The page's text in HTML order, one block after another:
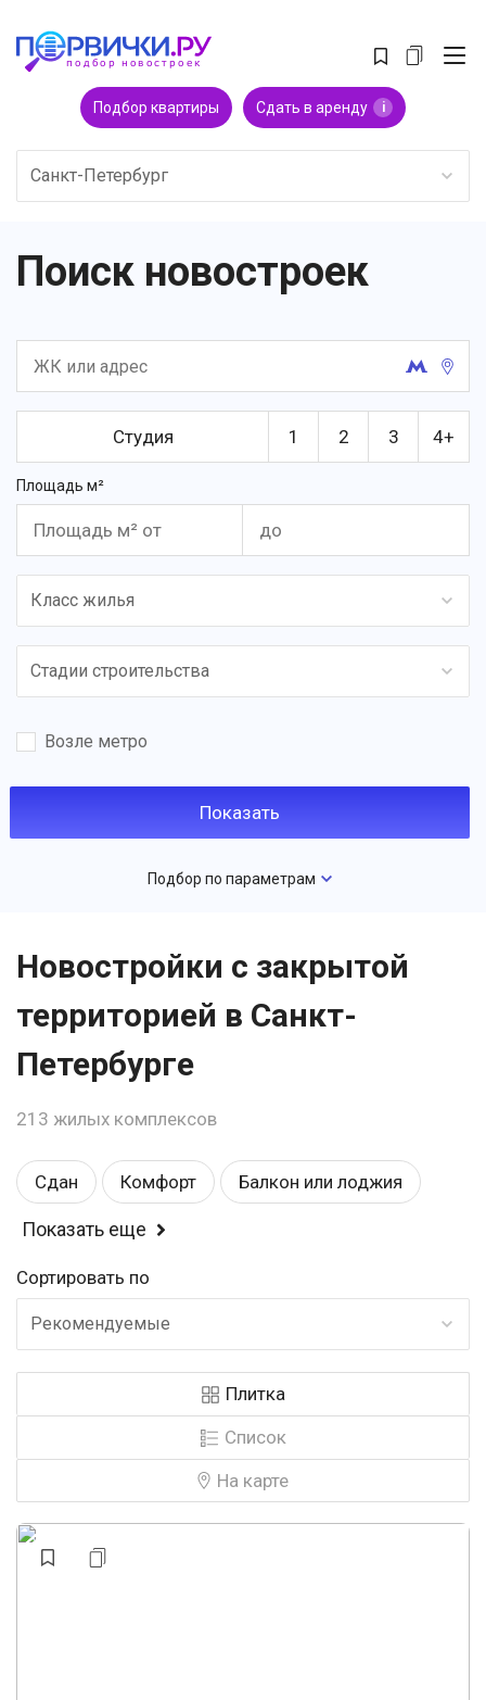
Подбор квартиры Сдать в аренду i
Санкт-Петербург
Поиск новостроек
Студия 1 2 3 4+
Площадь м²
Класс жилья
Стадии строительства
Возле метро
Подбор по параметрам
Новостройки с закрытой
территорией в Санкт-
Петербурге
213 жилых комплексов
Сдан Комфорт Балкон или лоджия
Спортивные площадки
Детские площадки Возле метро
Детский садик Рядом с парком У воды
Видеонаблюдение
Закрытая территория Бизнес Консьерж
Охрана Панорамные окна Эконом
Показать еще
Сортировать по
Рекомендуемые
Плитка
Список
На карте